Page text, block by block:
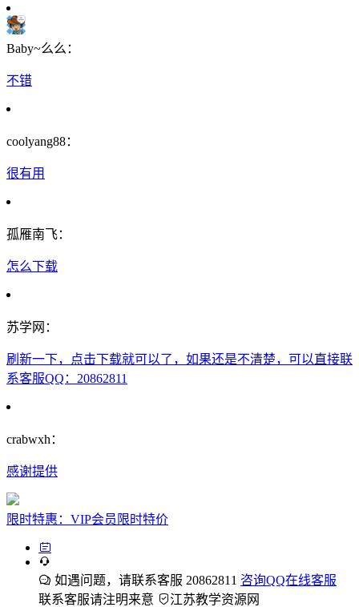
Baby~么么：
不错
coolyang88：
很有用
孤雁南飞：
怎么下载
苏学网：
刷新一下，点击下载就可以了，如果还是不清楚，可以直接联
系客服QQ：20862811
crabwxh：
感谢提供
限时特惠：VIP会员限时特价
如遇问题，请联系客服 20862811 咨询QQ在线客服
联系客服请注明来意
江苏教学资源网